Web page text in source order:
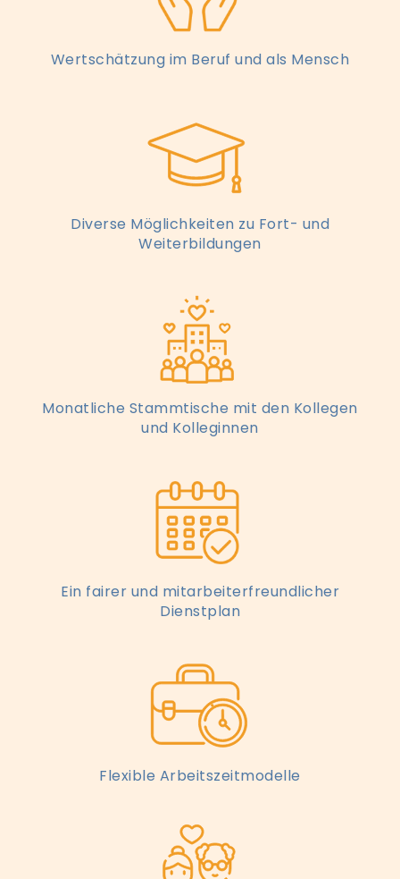
Wertschätzung im Beruf und als Mensch
Diverse Möglichkeiten zu Fort- und
Weiterbildungen
Monatliche Stammtische mit den Kollegen
und Kolleginnen
Ein fairer und mitarbeiterfreundlicher
Dienstplan
Flexible Arbeitszeitmodelle